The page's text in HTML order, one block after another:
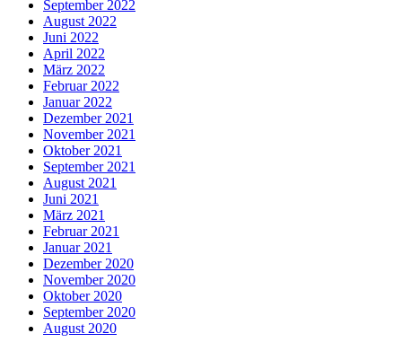
September 2022
August 2022
Juni 2022
April 2022
März 2022
Februar 2022
Januar 2022
Dezember 2021
November 2021
Oktober 2021
September 2021
August 2021
Juni 2021
März 2021
Februar 2021
Januar 2021
Dezember 2020
November 2020
Oktober 2020
September 2020
August 2020